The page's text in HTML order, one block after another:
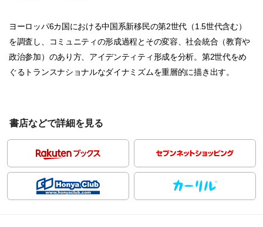
ヨーロッパ6カ国における中国系新移民の第2世代（1.5世代含む）
を調査し、コミュニティの形成過程とその変容、社会統合（教育や
政治参加）のあり方、アイデンティティ形成を分析。第2世代をめ
ぐるトランスナショナルなダイナミズムを重層的に描き出す。
書店などで詳細を見る